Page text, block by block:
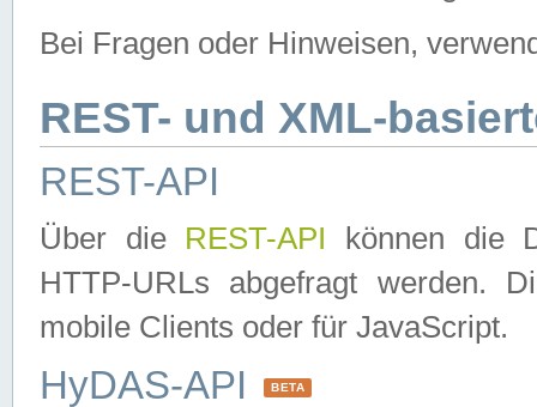
Bei Fragen oder Hinweisen,
REST- und XML-
REST-API
Über die REST-API können die
HTTP-URLs abgefragt werden.
mobile Clients oder für JavaScript.
HyDAS-API BETA